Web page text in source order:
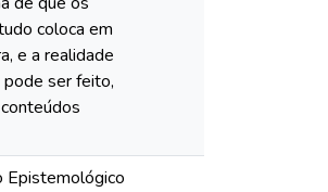
coloca em
e a realidade
pode ser feito,
Epistemológico